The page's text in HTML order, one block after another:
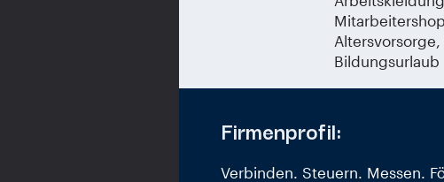
Bildungsurlaub
Firmenprofil:
Verbinden. Steuern. Messen.